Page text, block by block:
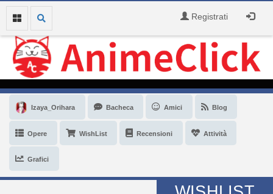
Registrati
Izaya_Orihara Bacheca Amici Blog
Opere WishList Recensioni Attività
Grafici